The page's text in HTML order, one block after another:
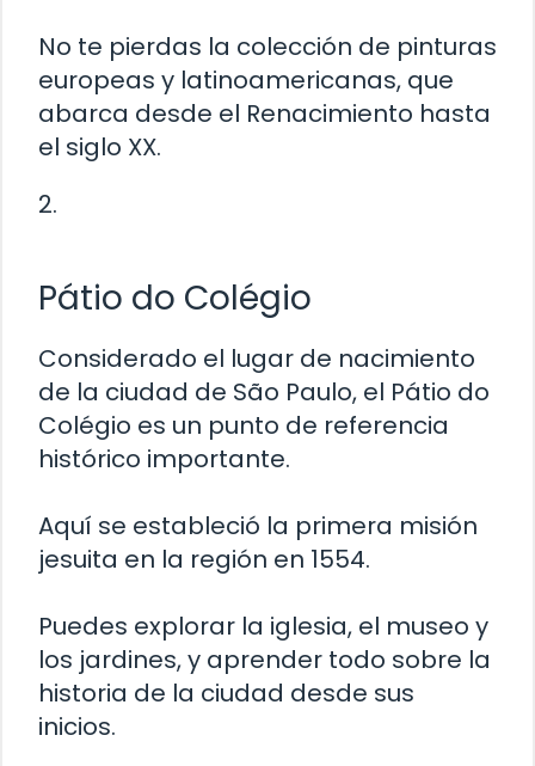
No te pierdas la colección de pinturas
europeas y latinoamericanas, que
abarca desde el Renacimiento hasta
el siglo XX.
2.
Pátio do Colégio
Considerado el lugar de nacimiento
de la ciudad de São Paulo, el Pátio do
Colégio es un punto de referencia
histórico importante.
Aquí se estableció la primera misión
jesuita en la región en 1554.
Puedes explorar la iglesia, el museo y
los jardines, y aprender todo sobre la
historia de la ciudad desde sus
inicios.